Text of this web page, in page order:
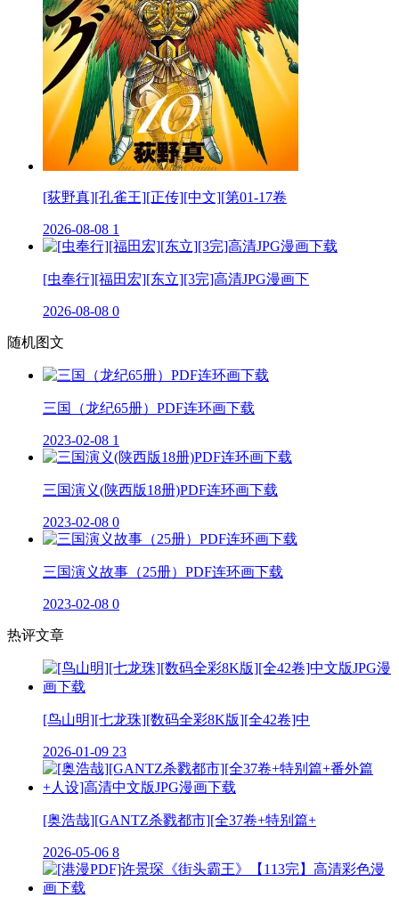
[荻野真][孔雀王][正传][中文][第01-17卷
2026-08-08 1
[虫奉行][福田宏][东立][3完]高清JPG漫画下
2026-08-08 0
随机图文
三国（龙纪65册）PDF连环画下载
2023-02-08 1
三国演义(陕西版18册)PDF连环画下载
2023-02-08 0
三国演义故事（25册）PDF连环画下载
2023-02-08 0
热评文章
[鸟山明][七龙珠][数码全彩8K版][全42卷]中
2026-01-09 23
[奥浩哉][GANTZ杀戮都市][全37卷+特别篇+
2026-05-06 8